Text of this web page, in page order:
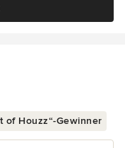
of Houzz“-Gewinner